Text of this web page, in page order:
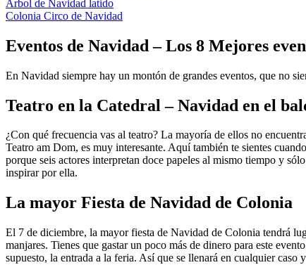
Arbol de Navidad latido
Colonia Circo de Navidad
Eventos de Navidad – Los 8 Mejores
En Navidad siempre hay un montón de grandes eventos, que no
Teatro en la Catedral – Navidad en el
¿Con qué frecuencia vas al teatro? La mayoría de ellos no
Teatro am Dom, es muy interesante. Aquí también te sientes
porque seis actores interpretan doce papeles al mismo tiempo y
inspirar por ella.
La mayor Fiesta de Navidad de Colonia
El 7 de diciembre, la mayor fiesta de Navidad de Colonia tendrá
manjares. Tienes que gastar un poco más de dinero para este
supuesto, la entrada a la feria. Así que se llenará en cualquier caso